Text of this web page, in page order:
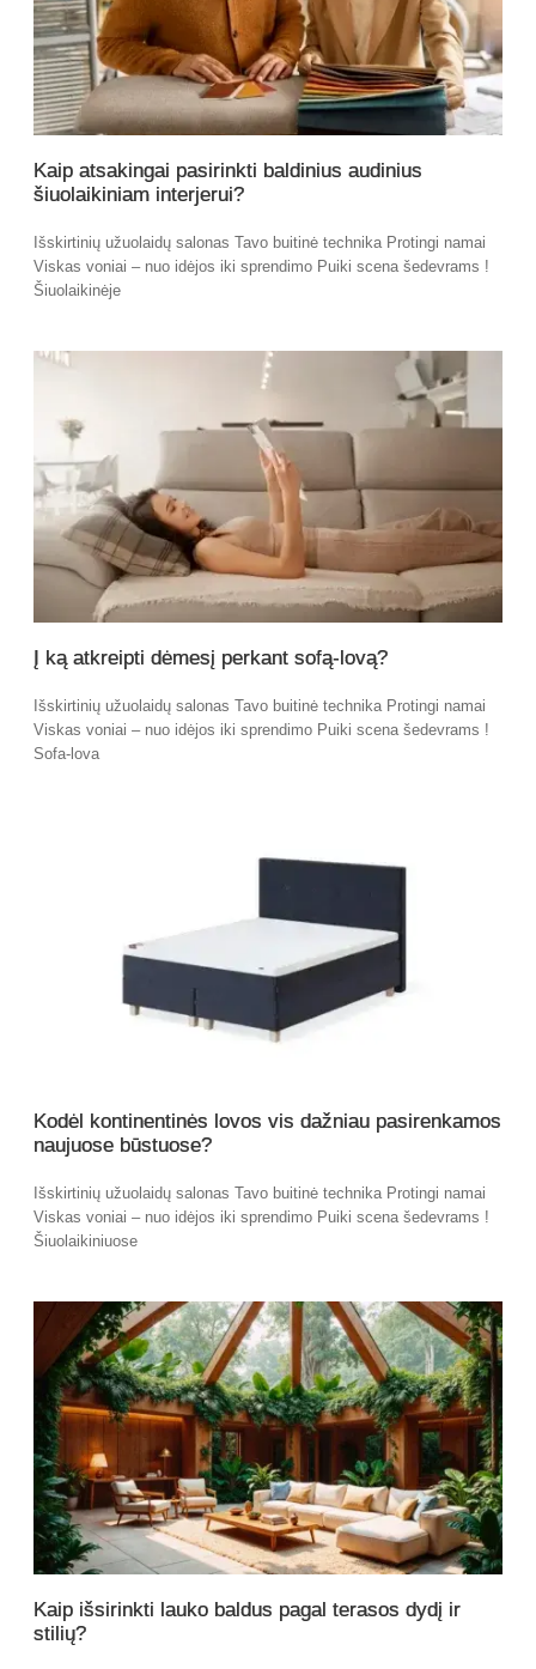
Kaip atsakingai pasirinkti baldinius audinius
šiuolaikiniam interjerui?
Išskirtinių užuolaidų salonas Tavo buitinė technika Protingi namai
Viskas voniai – nuo idėjos iki sprendimo Puiki scena šedevrams !
Šiuolaikinėje
Į ką atkreipti dėmesį perkant sofą-lovą?
Išskirtinių užuolaidų salonas Tavo buitinė technika Protingi namai
Viskas voniai – nuo idėjos iki sprendimo Puiki scena šedevrams !
Sofa-lova
Kodėl kontinentinės lovos vis dažniau pasirenkamos
naujuose būstuose?
Išskirtinių užuolaidų salonas Tavo buitinė technika Protingi namai
Viskas voniai – nuo idėjos iki sprendimo Puiki scena šedevrams !
Šiuolaikiniuose
Kaip išsirinkti lauko baldus pagal terasos dydį ir
stilių?